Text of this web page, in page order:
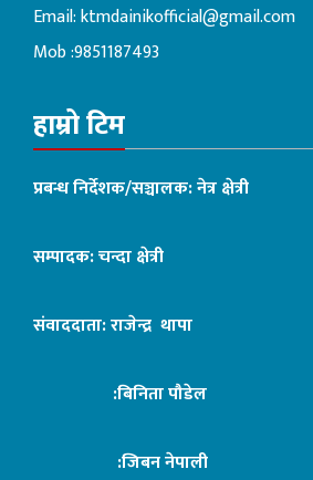
Email:ktmdainikofficial@gmail.com
Mob :9851187493
हाम्रो टिम
प्रबन्ध निर्देशक/सञ्चालक: नेत्र क्षेत्री
सम्पादक: चन्दा क्षेत्री
संवाददाता: राजेन्द्र थापा
:बिनिता पौडेल
:जिबन नेपाली